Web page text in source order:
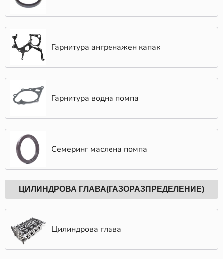
Гарнитура ангренажен капак
Гарнитура водна помпа
Семеринг маслена помпа
ЦИЛИНДРОВА ГЛАВА(ГАЗОРАЗПРЕДЕЛЕНИЕ)
Цилиндрова глава